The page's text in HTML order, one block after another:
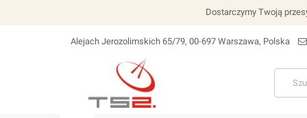
Dostarczymy Twoją
lokalizacja_na
Alejach Jerozolimskich 65/79, 00-697 Warszawa, Polska